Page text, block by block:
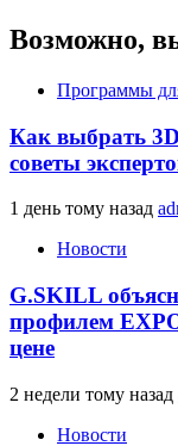
Возможно,
Программы
Как выбрать
советы
1 день тому назад
Новости
G.SKILL
профилем
цене
2 недели тому назад
Новости